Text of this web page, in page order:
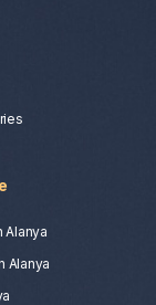
Alanya
Alanya